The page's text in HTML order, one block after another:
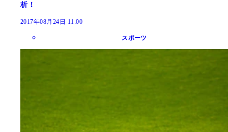
析！
2017年08月24日 11:00
スポーツ